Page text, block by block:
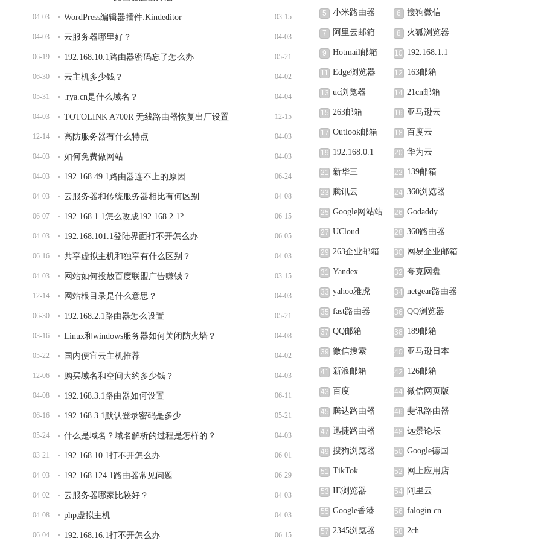
04-03 03-15
WordPress编辑器插件:Kindeditor
04-03 04-03
云服务器哪里好？
06-19 05-21
192.168.10.1路由器密码忘了怎么办
06-30 04-02
云主机多少钱？
05-31 04-04
.rya.cn是什么域名？
04-03 12-15
TOTOLINK A700R 无线路由器恢复出厂设置
12-14 04-03
高防服务器有什么特点
04-03 04-03
如何免费做网站
04-03 06-24
192.168.49.1路由器连不上的原因
04-03 04-08
云服务器和传统服务器相比有何区别
06-07 06-15
192.168.1.1怎么改成192.168.2.1?
04-03 06-05
192.168.101.1登陆界面打不开怎么办
06-16 04-03
共享虚拟主机和独享有什么区别？
04-03 03-15
网站如何投放百度联盟广告赚钱？
12-14 04-03
网站根目录是什么意思？
06-30 05-21
192.168.2.1路由器怎么设置
03-16 04-08
Linux和windows服务器如何关闭防火墙？
05-22 04-02
国内便宜云主机推荐
12-06 04-03
购买域名和空间大约多少钱？
04-08 06-11
192.168.3.1路由器如何设置
06-16 05-21
192.168.3.1默认登录密码是多少
05-24 04-03
什么是域名？域名解析的过程是怎样的？
03-21 06-01
192.168.10.1打不开怎么办
04-03 06-29
192.168.124.1路由器常见问题
04-02 04-03
云服务器哪家比较好？
04-08 04-03
php虚拟主机
06-04 06-15
192.168.16.1打不开怎么办
5 小米路由器 6 搜狗微信
7 阿里云邮箱 8 火狐浏览器
9 Hotmail邮箱 10 192.168.1.1
11 Edge浏览器 12 163邮箱
13 uc浏览器 14 21cn邮箱
15 263邮箱 16 亚马逊云
17 Outlook邮箱 18 百度云
19 192.168.0.1 20 华为云
21 新华三 22 139邮箱
23 腾讯云 24 360浏览器
25 Google网站站
长中心
26 Godaddy
27 UCloud 28 360路由器
29 263企业邮箱 30 网易企业邮箱
31 Yandex 32 夸克网盘
33 yahoo雅虎 34 netgear路由器
35 fast路由器 36 QQ浏览器
37 QQ邮箱 38 189邮箱
39 微信搜索 40 亚马逊日本
41 新浪邮箱 42 126邮箱
43 百度 44 微信网页版
45 腾达路由器 46 斐讯路由器
47 迅捷路由器 48 远景论坛
49 搜狗浏览器 50 Google德国
51 TikTok 52 网上应用店
53 IE浏览器 54 阿里云
55 Google香港 56 falogin.cn
57 2345浏览器 58 2ch